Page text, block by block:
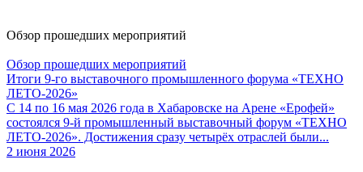
Обзор прошедших мероприятий
Обзор прошедших мероприятий
Итоги 9-го выставочного промышленного форума «ТЕХНО
ЛЕТО-2026»
С 14 по 16 мая 2026 года в Хабаровске на Арене «Ерофей»
состоялся 9-й промышленный выставочный форум «ТЕХНО
ЛЕТО-2026». Достижения сразу четырёх отраслей были...
2 июня 2026